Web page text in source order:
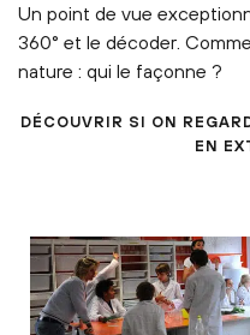
Un point de vue
360° et le décoder.
nature : qui le façonne ?
DÉCOUVRIR SI ON
EN